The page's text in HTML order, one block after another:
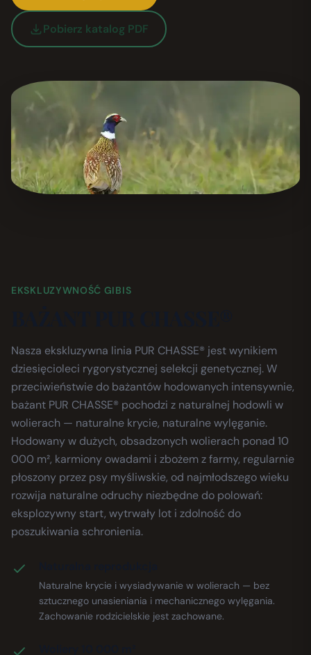
Pobierz katalog PDF
EKSKLUZYWNOŚĆ GIBIS
Nasza ekskluzywna linia PUR CHASSE® jest wynikiem
dziesięcioleci rygorystycznej selekcji genetycznej. W
przeciwieństwie do bażantów hodowanych intensywnie,
bażant PUR CHASSE® pochodzi z naturalnej hodowli w
wolierach — naturalne krycie, naturalne wylęganie.
Hodowany w dużych, obsadzonych wolierach ponad 10
000 m², karmiony owadami i zbożem z farmy, regularnie
płoszony przez psy myśliwskie, od najmłodszego wieku
rozwija naturalne odruchy niezbędne do polowań:
eksplozywny start, wytrwały lot i zdolność do
poszukiwania schronienia.
Naturalne krycie i wysiadywanie w wolierach — bez
sztucznego unasieniania i mechanicznego wylęgania.
Zachowanie rodzicielskie jest zachowane.